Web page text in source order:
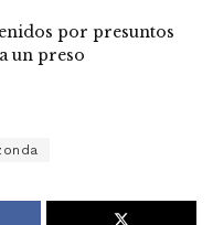
por presuntos
un preso